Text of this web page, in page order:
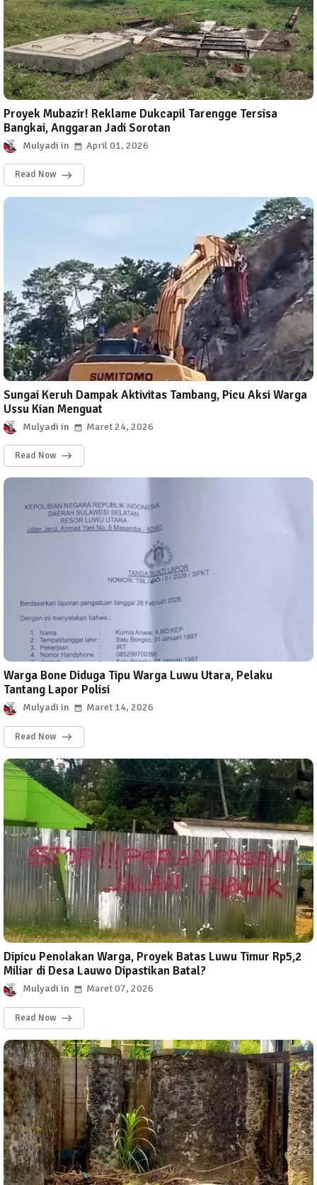
Proyek Mubazir! Reklame Dukcapil Tarengge Tersisa
Bangkai, Anggaran Jadi Sorotan
Mulyadi April 01, 2026
Read Now
Sungai Keruh Dampak Aktivitas Tambang, Picu Aksi Warga
Ussu Kian Menguat
Mulyadi Maret 24, 2026
Read Now
Warga Bone Diduga Tipu Warga Luwu Utara, Pelaku
Tantang Lapor Polisi
Mulyadi Maret 14, 2026
Read Now
Dipicu Penolakan Warga, Proyek Batas Luwu Timur Rp5,2
Miliar di Desa Lauwo Dipastikan Batal?
Mulyadi Maret 07, 2026
Read Now